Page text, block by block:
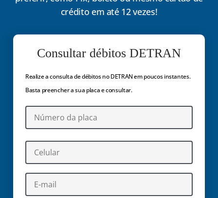
crédito em até 12 vezes!
Consultar débitos DETRAN
Realize a consulta de débitos no DETRAN em poucos instantes.
Basta preencher a sua placa e consultar.